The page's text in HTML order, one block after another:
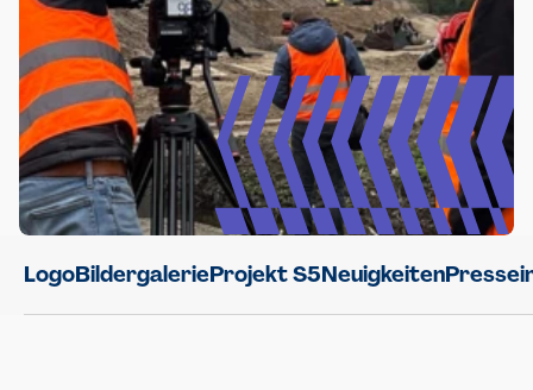
LogoBildergalerieProjekt S5Neuigkeiten